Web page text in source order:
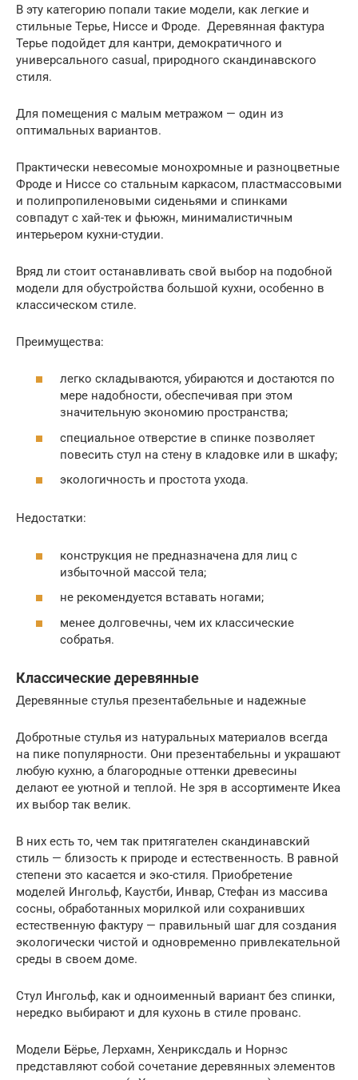
В эту категорию попали такие модели, как легкие и
стильные Терье, Ниссе и Фроде. Деревянная фактура
Терье подойдет для кантри, демократичного и
универсального сasual, природного скандинавского
стиля.
Для помещения с малым метражом — один из
оптимальных вариантов.
Практически невесомые монохромные и разноцветные
Фроде и Ниссе со стальным каркасом, пластмассовыми
и полипропиленовыми сиденьями и спинками
совпадут с хай-тек и фьюжн, минималистичным
интерьером кухни-студии.
Вряд ли стоит останавливать свой выбор на подобной
модели для обустройства большой кухни, особенно в
классическом стиле.
Преимущества:
легко складываются, убираются и достаются по
мере надобности, обеспечивая при этом
значительную экономию пространства;
специальное отверстие в спинке позволяет
повесить стул на стену в кладовке или в шкафу;
экологичность и простота ухода.
Недостатки:
конструкция не предназначена для лиц с
избыточной массой тела;
не рекомендуется вставать ногами;
менее долговечны, чем их классические
собратья.
Классические деревянные
Деревянные стулья презентабельные и надежные
Добротные стулья из натуральных материалов всегда
на пике популярности. Они презентабельны и украшают
любую кухню, а благородные оттенки древесины
делают ее уютной и теплой. Не зря в ассортименте Икеа
их выбор так велик.
В них есть то, чем так притягателен скандинавский
стиль — близость к природе и естественность. В равной
степени это касается и эко-стиля. Приобретение
моделей Ингольф, Каустби, Инвар, Стефан из массива
сосны, обработанных морилкой или сохранивших
естественную фактуру — правильный шаг для создания
экологически чистой и одновременно привлекательной
среды в своем доме.
Стул Ингольф, как и одноименный вариант без спинки,
нередко выбирают и для кухонь в стиле прованс.
Модели Бёрье, Лерхамн, Хенриксдаль и Норнэс
представляют собой сочетание деревянных элементов